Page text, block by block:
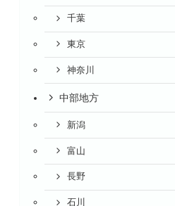
千葉
東京
神奈川
中部地方
新潟
富山
長野
石川